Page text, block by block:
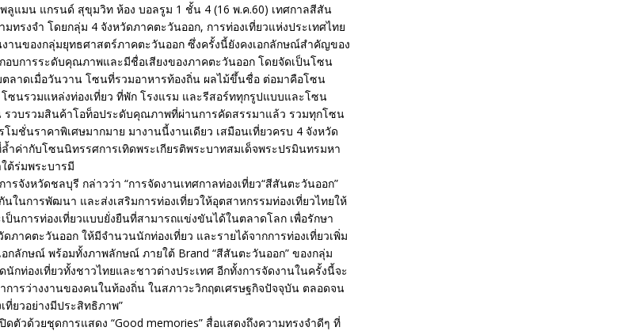
แมน แกรนด์ สุขุมวิท ห้อง บอลรูม 1 ชั้น 4 (16 พ.ค.60) เทศกาลสีสัน
ทรงจำ โดยกลุ่ม 4 จังหวัดภาคตะวันออก, การท่องเที่ยวแห่งประเทศไทย
านของกลุ่มยุทธศาสตร์ภาคตะวันออก ซึ่งครั้งนี้ยังคงเอกลักษณ์สำคัญของ
อบการระดับคุณภาพและมีชื่อเสียงของภาคตะวันออก โดยจัดเป็นโซน
ลาดเมื่อวันวาน โซนที่รวมอาหารท้องถิ่น ผลไม้ขึ้นชื่อ ต่อมาคือโซน
ซนรวมแหล่งท่องเที่ยว ที่พัก โรงแรม และรีสอร์ททุกรูปแบบและโซน
วบรวมสินค้าโอท็อประดับคุณภาพที่ผ่านการคัดสรรมาแล้ว รวมทุกโซน
มชั่นราคาพิเศษมากมาย มางานนี้งานเดียว เสมือนเที่ยวครบ 4 จังหวัด
ำค่ากับโซนนิทรรศการเทิดพระเกียรติพระบาทสมเด็จพระปรมินทรมหา
ต้ร่มพระบารมี
รจังหวัดชลบุรี กล่าวว่า “การจัดงานเทศกาลท่องเที่ยว“สีสันตะวันออก”
ในการพัฒนา และส่งเสริมการท่องเที่ยวให้อุตสาหกรรมท่องเที่ยวไทยให้
นการท่องเที่ยวแบบยั่งยืนที่สามารถแข่งขันได้ในตลาดโลก เพื่อรักษา
ภาคตะวันออก ให้มีจำนวนนักท่องเที่ยว และรายได้จากการท่องเที่ยวเพิ่ม
กลักษณ์ พร้อมทั้งภาพลักษณ์ ภายใต้ Brand “สีสันตะวันออก” ของกลุ่ม
กท่องเที่ยวทั้งชาวไทยและชาวต่างประเทศ อีกทั้งการจัดงานในครั้งนี้จะ
ารว่างงานของคนในท้องถิ่น ในสภาวะวิกฤตเศรษฐกิจปัจจุบัน ตลอดจน
ที่ยวอย่างมีประสิทธิภาพ”
ตัวด้วยชุดการแสดง “Good memories” สื่อแสดงถึงความทรงจำดีๆ ที่